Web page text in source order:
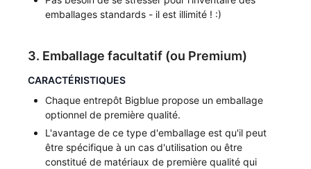
emballages standards - il est illimité ! :)
3. Emballage facultatif (ou Premium)
CARACTÉRISTIQUES
Chaque entrepôt Bigblue propose un emballage
optionnel de première qualité.
L'avantage de ce type d'emballage est qu'il peut
être spécifique à un cas d'utilisation ou être
constitué de matériaux de première qualité qui